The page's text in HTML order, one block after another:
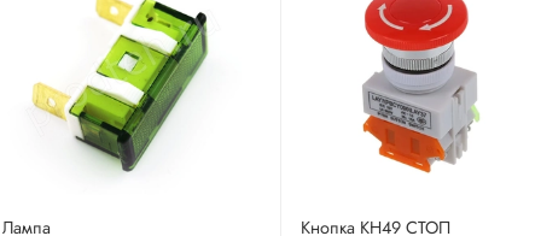
Лампа
Кнопка КН49 СТОП